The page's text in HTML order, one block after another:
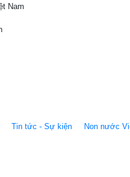
Tin tức - Sự kiện Non nước